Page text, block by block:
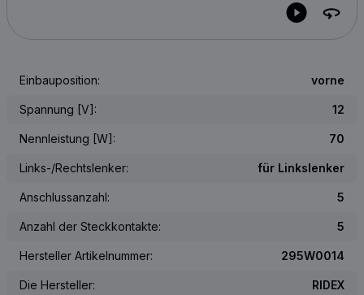
Einbauposition: vorne
Spannung [V]: 12
Nennleistung [W]: 70
Links-/Rechtslenker: für Linkslenker
Anschlussanzahl: 5
Anzahl der Steckkontakte: 5
Hersteller Artikelnummer: 295W0014
Die Hersteller: RIDEX